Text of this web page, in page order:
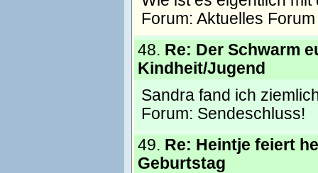
Forum: Aktuelles Forum
48. Re: Der Schwarm
Kindheit/Jugend
Sandra fand ich
Forum: Sendeschluss!
49. Re: Heintje feiert
Geburtstag